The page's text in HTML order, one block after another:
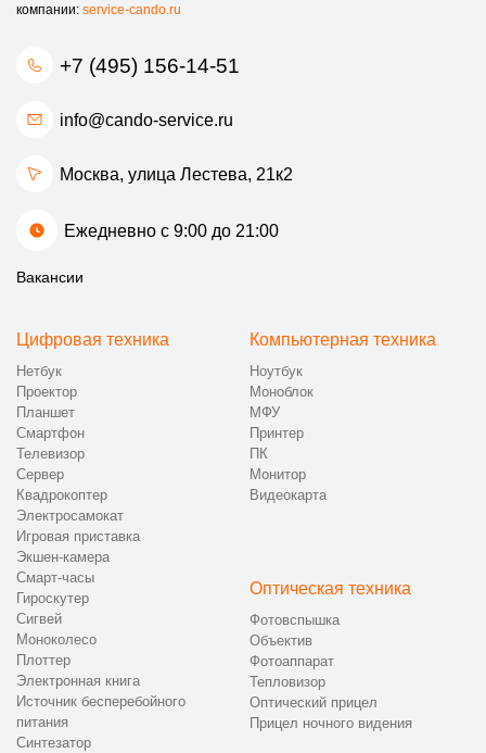
компании: service-cando.ru
+7 (495) 156-14-51
info@cando-service.ru
Москва, улица Лестева, 21к2
Ежедневно с 9:00 до 21:00
Вакансии
Цифровая техника
Нетбук
Проектор
Планшет
Смартфон
Телевизор
Сервер
Квадрокоптер
Электросамокат
Игровая приставка
Экшен-камера
Смарт-часы
Гироскутер
Сигвей
Моноколесо
Плоттер
Электронная книга
Источник бесперебойного
питания
Синтезатор
Компьютерная техника
Ноутбук
Моноблок
МФУ
Принтер
ПК
Монитор
Видеокарта
Оптическая техника
Фотовспышка
Объектив
Фотоаппарат
Тепловизор
Оптический прицел
Прицел ночного видения